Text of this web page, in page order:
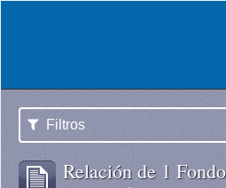
Filtros
Relación de 1